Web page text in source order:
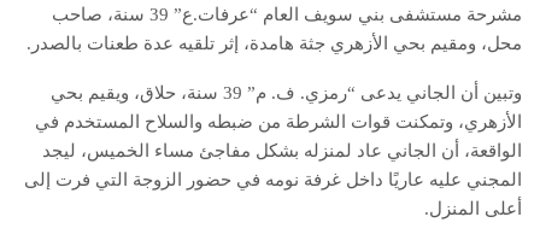
مشرحة مستشفى بني سويف العام “عرفات.ع” 39 سنة، صاحب
محل، ومقيم بحي الأزهري جثة هامدة، إثر تلقيه عدة طعنات بالصدر.
وتبين أن الجاني يدعى “رمزي. ف. م” 39 سنة، حلاق، ويقيم بحي
الأزهري، وتمكنت قوات الشرطة من ضبطه والسلاح المستخدم في
الواقعة، أن الجاني عاد لمنزله بشكل مفاجئ مساء الخميس، ليجد
المجني عليه عاريًا داخل غرفة نومه في حضور الزوجة التي فرت إلى
أعلى المنزل.